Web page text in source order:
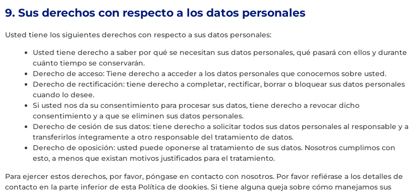
9. Sus derechos con respecto a los datos personales
Usted tiene los siguientes derechos con respecto a sus datos personales:
Usted tiene derecho a saber por qué se necesitan sus datos personales, qué pasará con ellos y durante
cuánto tiempo se conservarán.
Derecho de acceso: Tiene derecho a acceder a los datos personales que conocemos sobre usted.
Derecho de rectificación: tiene derecho a completar, rectificar, borrar o bloquear sus datos personales
cuando lo desee.
Si usted nos da su consentimiento para procesar sus datos, tiene derecho a revocar dicho
consentimiento y a que se eliminen sus datos personales.
Derecho de cesión de sus datos: tiene derecho a solicitar todos sus datos personales al responsable y a
transferirlos íntegramente a otro responsable del tratamiento de datos.
Derecho de oposición: usted puede oponerse al tratamiento de sus datos. Nosotros cumplimos con
esto, a menos que existan motivos justificados para el tratamiento.
Para ejercer estos derechos, por favor, póngase en contacto con nosotros. Por favor refiérase a los detalles de
contacto en la parte inferior de esta Política de dookies. Si tiene alguna queja sobre cómo manejamos sus